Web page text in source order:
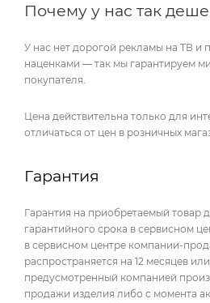
Почему у нас так
У нас нет дорогой рекламы на ТВ и
наценками — так мы гарантируем
покупателя.
Цена действительна только для
отличаться от цен в розничных
Гарантия
Гарантия на приобретаемый товар
гарантийного срока в сервисном
в сервисном центре компании-
распространяется на 12 месяцев
предусмотренный компанией
продажи изделия либо с момента